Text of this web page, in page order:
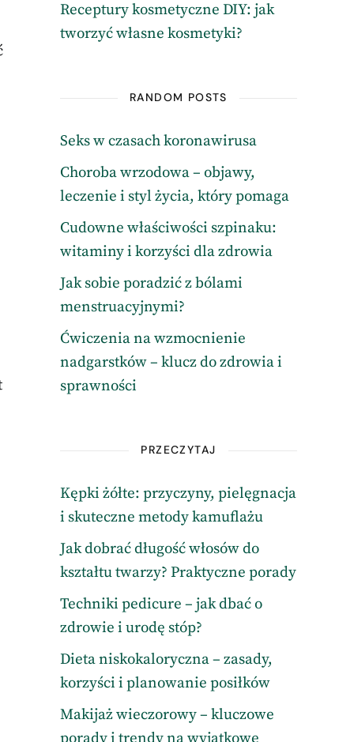
Receptury kosmetyczne DIY: jak
tworzyć własne kosmetyki?
RANDOM POSTS
Seks w czasach koronawirusa
Choroba wrzodowa – objawy,
leczenie i styl życia, który pomaga
Cudowne właściwości szpinaku:
witaminy i korzyści dla zdrowia
Jak sobie poradzić z bólami
menstruacyjnymi?
Ćwiczenia na wzmocnienie
nadgarstków – klucz do zdrowia i
sprawności
PRZECZYTAJ
Kępki żółte: przyczyny, pielęgnacja
i skuteczne metody kamuflażu
Jak dobrać długość włosów do
kształtu twarzy? Praktyczne porady
Techniki pedicure – jak dbać o
zdrowie i urodę stóp?
Dieta niskokaloryczna – zasady,
korzyści i planowanie posiłków
Makijaż wieczorowy – kluczowe